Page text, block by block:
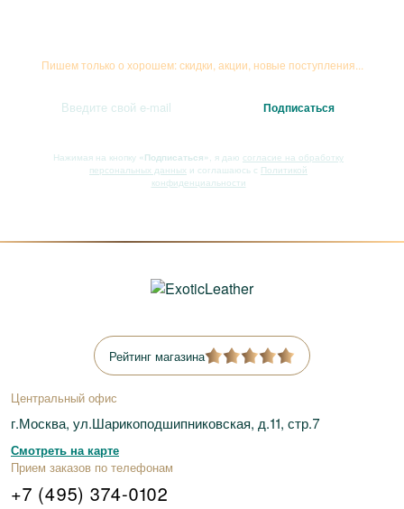
Пишем только о хорошем: скидки, акции, новые поступления...
Нажимая на кнопку «Подписаться» , я даю согласие на обработку
персональных данных и соглашаюсь с Политикой
конфиденциальности
Рейтинг магазина
Центральный офис
г.Москва, ул.Шарикоподшипниковская, д.11, стр.7
Смотреть на карте
Прием заказов по телефонам
+7 (495) 374-0102